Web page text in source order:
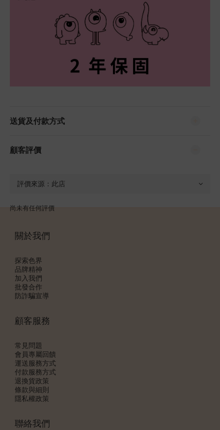
送貨及付款方式
顧客評價
尚未有任何評價
關於我們
探索色界
品牌精神
加入我們
批發合作
防詐騙宣導
顧客服務
常見問題
會員專屬回饋
運送服務方式
付款服務方式
退換貨政策
條款與細則
隱私權政策
聯絡我們